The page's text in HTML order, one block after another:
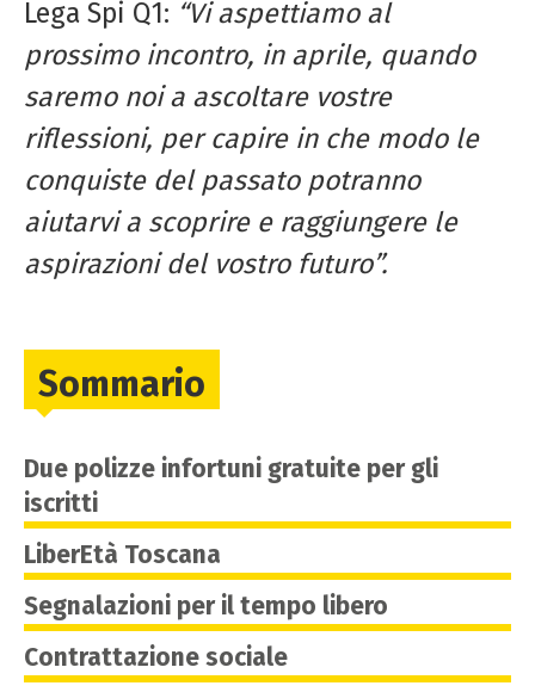
Lega Spi Q1: “Vi aspettiamo al
prossimo incontro, in aprile, quando
saremo noi a ascoltare vostre
riflessioni, per capire in che modo le
conquiste del passato potranno
aiutarvi a scoprire e raggiungere le
aspirazioni del vostro futuro”.
Sommario
Due polizze infortuni gratuite per gli
iscritti
LiberEtà Toscana
Segnalazioni per il tempo libero
Contrattazione sociale